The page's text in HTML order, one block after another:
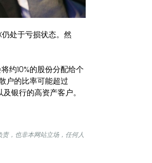
处于亏损状态。然
约10%的股份分配给个
户的比率可能超过
银行的高资产客户。
，也非本网站立场，任何人